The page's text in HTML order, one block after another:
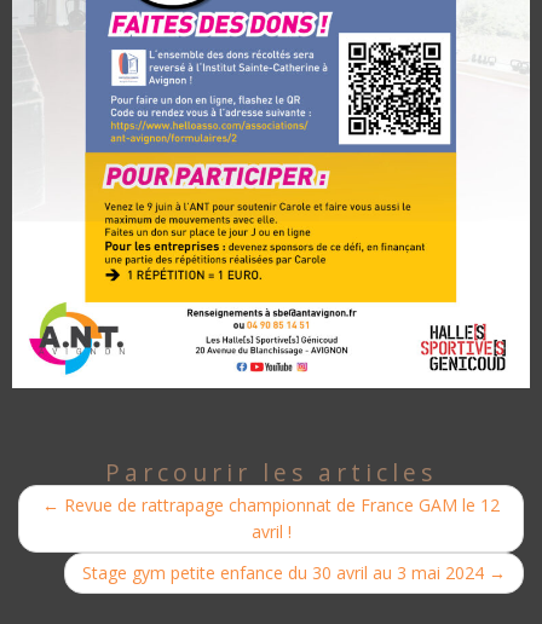
Parcourir les articles
← Revue de rattrapage championnat de France GAM le 12
avril !
Stage gym petite enfance du 30 avril au 3 mai 2024 →